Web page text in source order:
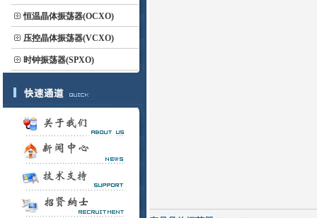
恒温晶体振荡器(OCXO)
压控晶体振荡器(VCXO)
时钟振荡器(SPXO)